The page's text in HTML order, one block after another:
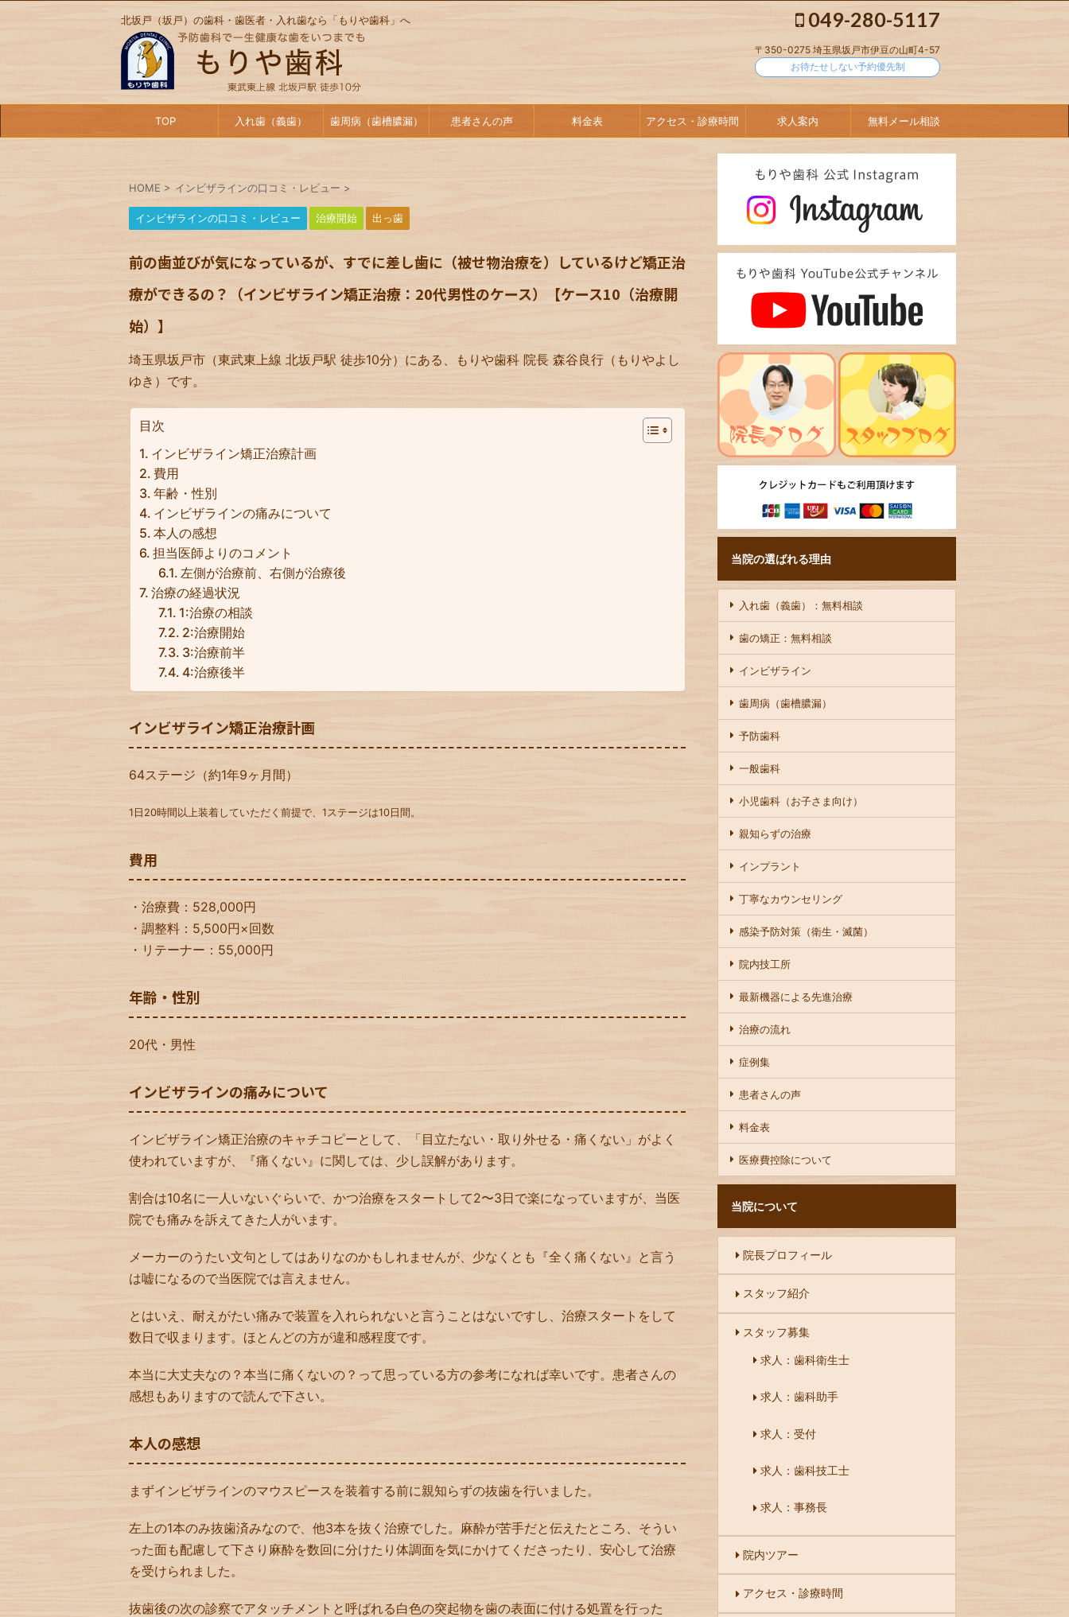
北坂戸（坂戸）の歯科・歯医者・入れ歯なら「もりや歯科」へ 049-280-5117
〒350-0275 埼玉県坂戸市伊豆の山町4-57
お待たせしない予約優先制
TOP 入れ歯（義歯） 歯周病（歯槽膿漏） 患者さんの声 料金表 アクセス・診療時間 求人案内 無料メール相談
HOME > インビザラインの口コミ・レビュー >
インビザラインの口コミ・レビュー 治療開始 出っ歯
前の歯並びが気になっているが、すでに差し歯に（被せ物治療を）しているけど矯正治
療ができるの？（インビザライン矯正治療：20代男性のケース）【ケース10（治療開
始）】
埼玉県坂戸市（東武東上線 北坂戸駅 徒歩10分）にある、もりや歯科 院長 森谷良行（もりやよし
ゆき）です。
目次
インビザライン矯正治療計画
費用
年齢・性別
インビザラインの痛みについて
本人の感想
担当医師よりのコメント
左側が治療前、右側が治療後
治療の経過状況
1:治療の相談
2:治療開始
3:治療前半
4:治療後半
インビザライン矯正治療計画
64ステージ（約1年9ヶ月間）
1日20時間以上装着していただく前提で、1ステージは10日間。
費用
・治療費：528,000円
・調整料：5,500円×回数
・リテーナー：55,000円
年齢・性別
20代・男性
インビザラインの痛みについて
インビザライン矯正治療のキャチコピーとして、「目立たない・取り外せる・痛くない」がよく
使われていますが、『痛くない』に関しては、少し誤解があります。
割合は10名に一人いないぐらいで、かつ治療をスタートして2〜3日で楽になっていますが、当医
院でも痛みを訴えてきた人がいます。
メーカーのうたい文句としてはありなのかもしれませんが、少なくとも『全く痛くない』と言う
は嘘になるので当医院では言えません。
とはいえ、耐えがたい痛みで装置を入れられないと言うことはないですし、治療スタートをして
数日で収まります。ほとんどの方が違和感程度です。
本当に大丈夫なの？本当に痛くないの？って思っている方の参考になれば幸いです。患者さんの
感想もありますので読んで下さい。
本人の感想
まずインビザラインのマウスピースを装着する前に親知らずの抜歯を行いました。
左上の1本のみ抜歯済みなので、他3本を抜く治療でした。麻酔が苦手だと伝えたところ、そうい
った面も配慮して下さり麻酔を数回に分けたり体調面を気にかけてくださったり、安心して治療
を受けられました。
抜歯後の次の診察でアタッチメントと呼ばれる白色の突起物を歯の表面に付ける処置を行った
当院の選ばれる理由
入れ歯（義歯）：無料相談
歯の矯正：無料相談
インビザライン
歯周病（歯槽膿漏）
予防歯科
一般歯科
小児歯科（お子さま向け）
親知らずの治療
インプラント
丁寧なカウンセリング
感染予防対策（衛生・滅菌）
院内技工所
最新機器による先進治療
治療の流れ
症例集
患者さんの声
料金表
医療費控除について
当院について
院長プロフィール
スタッフ紹介
スタッフ募集
求人：歯科衛生士
求人：歯科助手
求人：受付
求人：歯科技工士
求人：事務長
院内ツアー
アクセス・診療時間